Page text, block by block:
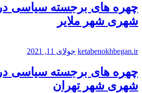
چهره های برجسته سیاسی
شهری شهر ملایر
ketabenokhbegan.ir جولای 11, 2021
چهره های برجسته سیاسی
شهری شهر تهران